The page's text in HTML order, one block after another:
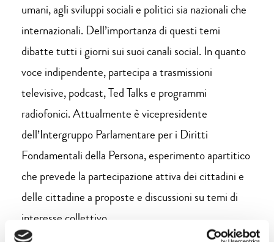
umani, agli sviluppi sociali e politici sia nazionali che
internazionali. Dell’importanza di questi temi
dibatte tutti i giorni sui suoi canali social. In quanto
voce indipendente, partecipa a trasmissioni
televisive, podcast, Ted Talks e programmi
radiofonici. Attualmente è vicepresidente
dell’Intergruppo Parlamentare per i Diritti
Fondamentali della Persona, esperimento apartitico
che prevede la partecipazione attiva dei cittadini e
delle cittadine a proposte e discussioni su temi di
interesse collettivo.